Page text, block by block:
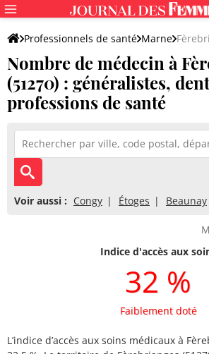
Professionnels de santé Marne
Nombre de médecin à
(51270) : généralistes,
professions de santé
Voir aussi : Congy Étoges Beaunay
Indice d'accès aux
32 %
Faiblement doté
L’indice d’accès aux soins médicaux à